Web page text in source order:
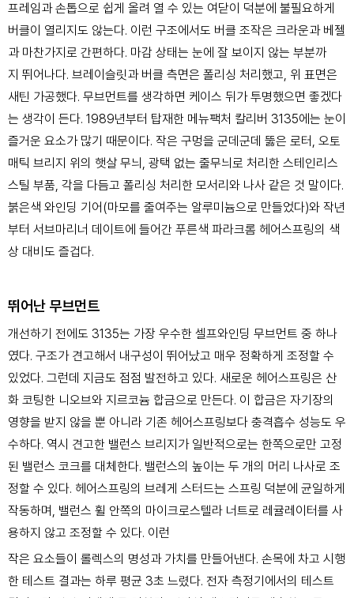
프레임과 손톱으로 쉽게 올려 열 수 있는 여닫이 덕분에 불필요하게
버클이 열리지도 않는다. 이런 구조에서도 버클 조작은 크라운과 베젤
과 마찬가지로 간편하다. 마감 상태는 눈에 잘 보이지 않는 부분까
지 뛰어나다. 브레이슬릿과 버클 측면은 폴리싱 처리했고, 위 표면은
새틴 가공했다. 무브먼트를 생각하면 케이스 뒤가 투명했으면 좋겠다
는 생각이 든다. 1989년부터 탑재한 메뉴팩처 칼리버 3135에는 눈이
즐거운 요소가 많기 때문이다. 작은 구멍을 군데군데 뚫은 로터, 오토
매틱 브리지 위의 햇살 무늬, 광택 없는 줄무늬로 처리한 스테인리스
스틸 부품, 각을 다듬고 폴리싱 처리한 모서리와 나사 같은 것 말이다.
붉은색 와인딩 기어(마모를 줄여주는 알루미늄으로 만들었다)와 작년
부터 서브마리너 데이트에 들어간 푸른색 파라크롬 헤어스프링의 색
상 대비도 즐겁다.
뛰어난 무브먼트
개선하기 전에도 3135는 가장 우수한 셀프와인딩 무브먼트 중 하나
였다. 구조가 견고해서 내구성이 뛰어났고 매우 정확하게 조정할 수
있었다. 그런데 지금도 점점 발전하고 있다. 새로운 헤어스프링은 산
화 코팅한 니오브와 지르코늄 합금으로 만든다. 이 합금은 자기장의
영향을 받지 않을 뿐 아니라 기존 헤어스프링보다 충격흡수 성능도 우
수하다. 역시 견고한 밸런스 브리지가 일반적으로는 한쪽으로만 고정
된 밸런스 코크를 대체한다. 밸런스의 높이는 두 개의 머리 나사로 조
정할 수 있다. 헤어스프링의 브레게 스터드는 스프링 덕분에 균일하게
작동하며, 밸런스 휠 안쪽의 마이크로스텔라 너트로 레귤레이터를 사
용하지 않고 조정할 수 있다. 이런
작은 요소들이 롤렉스의 명성과 가치를 만들어낸다. 손목에 차고 시행
한 테스트 결과는 하루 평균 3초 느렸다. 전자 측정기에서의 테스트